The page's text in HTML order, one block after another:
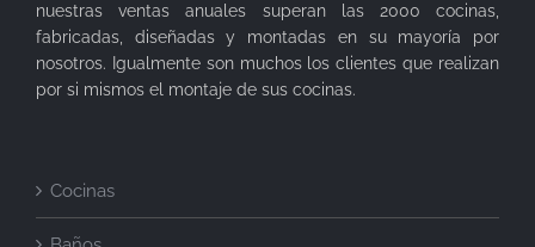
nuestras ventas anuales superan las 2000 cocinas,
fabricadas, diseñadas y montadas en su mayoría por
nosotros. Igualmente son muchos los clientes que realizan
por si mismos el montaje de sus cocinas.
Cocinas